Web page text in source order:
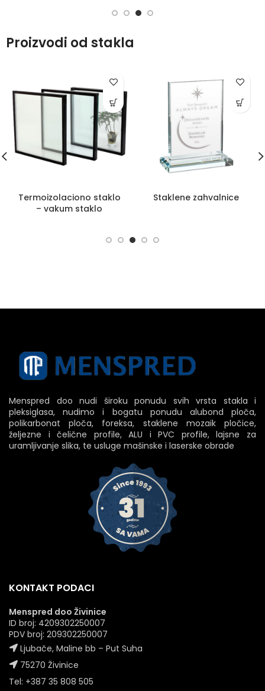
Proizvodi od stakla
Termoizolaciono staklo
– vakum staklo
Staklene zahvalnice
Menspred doo nudi široku ponudu svih vrsta stakla i
pleksiglasa, nudimo i bogatu ponudu alubond ploča,
polikarbonat ploča, foreksa, staklene mozaik pločice,
željezne i čelične profile, ALU i PVC profile, lajsne za
uramljivanje slika, te usluge mašinske i laserske obrade
KONTAKT PODACI
Menspred doo Živinice
ID broj: 4209302250007
PDV broj: 209302250007
Ljubače, Maline bb – Put Suha
75270 Živinice
Tel: +387 35 808 505